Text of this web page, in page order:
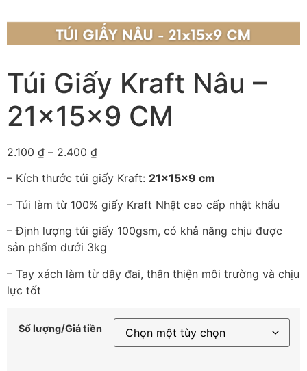
Túi Giấy Kraft Nâu –
21x15x9 CM
2.100 ₫ – 2.400 ₫
– Kích thước túi giấy Kraft: 21x15x9 cm
– Túi làm từ 100% giấy Kraft Nhật cao cấp nhật khẩu
– Định lượng túi giấy 100gsm, có khả năng chịu được
sản phẩm dưới 3kg
– Tay xách làm từ dây đai, thân thiện môi trường và chịu
lực tốt
Số lượng/Giá tiền